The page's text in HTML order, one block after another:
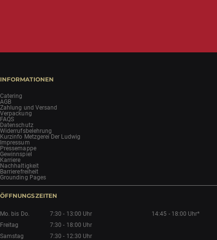
INFORMATIONEN
Catering
AGB
Zahlung und Versand
Verpackung
FAQS
Datenschutz
Widerrufsbelehrung
Kurzinfo Metzgerei Der Ludwig
Impressum
Pressemappe
Gewinnspiel
Karriere
Nachhaltigkeit
Barrierefreiheit
Grounding Pages
ÖFFNUNGSZEITEN
Mo. bis Do. 7:30 - 13:00 Uhr
14:45 - 18:00 Uhr*
Freitag
7:30 - 18:00 Uhr
Samstag
7:30 - 12:30 Uhr